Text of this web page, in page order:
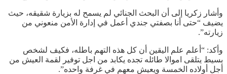
وأشار زكريا إلى أن البحث الجنائي لم يسمح له بزيارة شقيقه، حيث
يضيف “حتى أنا بصفتي جندي أعمل في إدارة الأمن منعوني من
زيارته”.
وأكد: “أعلم علم اليقين أن كل هذه التهم باطله، فكيف لشخص
بسيط يتلقى اموالا طائله تجده يكابد من اجل توفير لقمة العيش من
أجل أولاده الخمسة ويعيش معهم في غرفة واحده”.